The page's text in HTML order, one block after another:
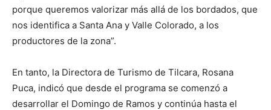
porque queremos valorizar más allá de los bordados, que
nos identifica a Santa Ana y Valle Colorado, a los
productores de la zona”.
En tanto, la Directora de Turismo de Tilcara, Rosana
Puca, indicó que desde el programa se comenzó a
desarrollar el Domingo de Ramos y continúa hasta el